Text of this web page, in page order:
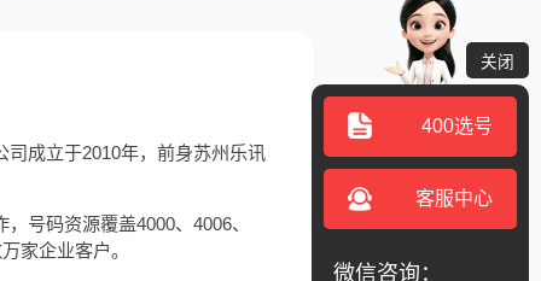
成立于2010年，前身苏州乐讯
号码资源覆盖4000、4006、
家企业客户。
关闭
400选号
客服中心
微信咨询：